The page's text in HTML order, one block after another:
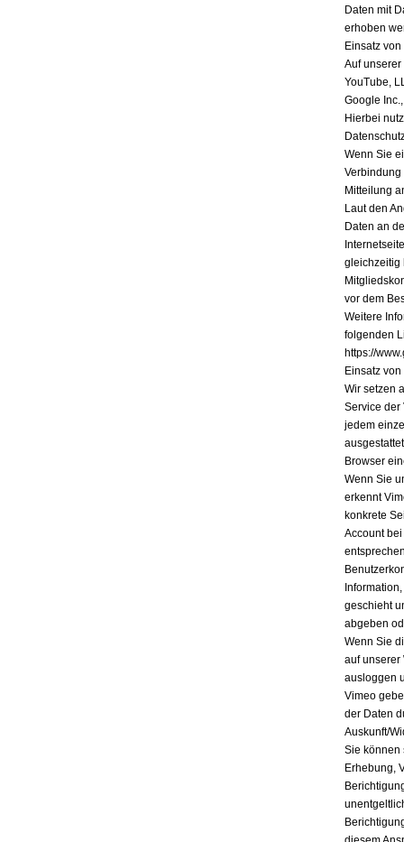
Daten mit
erhoben
Einsatz
Auf
YouTube,
Google
Hierbei
Wenn Sie
Verbindung
Mitteilung
Laut den
Daten an
gleichzeitig
vor dem
Weitere
folgenden
https://
Einsatz
Wir setzen
Service der
jedem
Browser
Wenn Sie
erkennt
konkrete
Account
geschieht
abgeben
Wenn Sie
auf unserer
ausloggen
Vimeo
der Daten
Auskunft/
Sie können
Erhebung,